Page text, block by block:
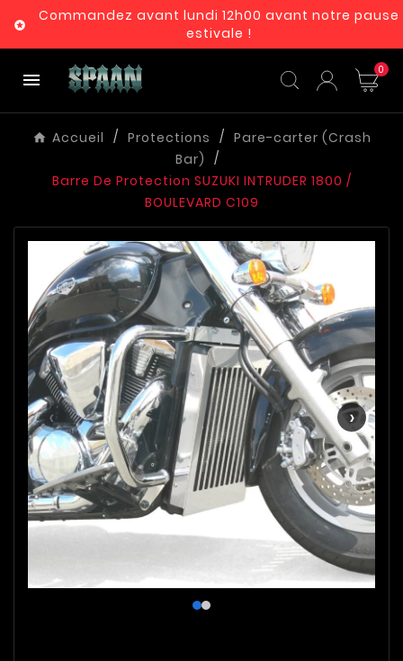

Commandez avant lundi 12h00 avant notre pause
estivale !
 0
Accueil Protections
Pare-carter (Crash
Bar)
Barre De Protection SUZUKI INTRUDER 1800 /
BOULEVARD C109
‹ ›